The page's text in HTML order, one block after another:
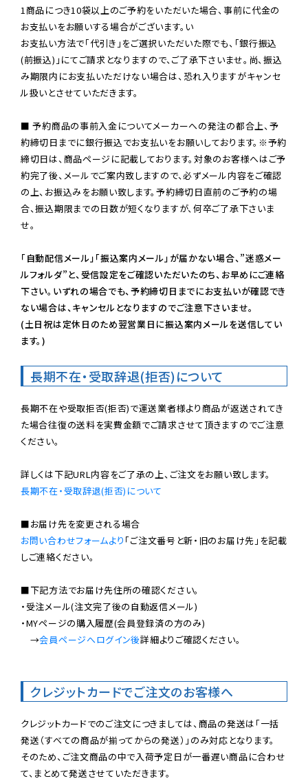
1商品につき10袋以上のご予約をいただいた場合、事前に代金の
お支払いをお願いする場合がございます。い
お支払い方法で「代引き」をご選択いただいた際でも、「銀行振込
(前振込)」にてご請求となりますので、ご了承下さいませ。尚、振込
み期限内にお支払いただけない場合は、恐れ入りますがキャンセ
ル扱いとさせていただきます。
■ 予約商品の事前入金についてメーカーへの発注の都合上、予
約締切日までに銀行振込でお支払いをお願いしております。※予約
締切日は、商品ページに記載しております。対象のお客様へはご予
約完了後、メールでご案内致しますので、必ずメール内容をご確認
の上、お振込みをお願い致します。予約締切日直前のご予約の場
合、振込期限までの日数が短くなりますが、何卒ご了承下さいま
せ。
「自動配信メール」「振込案内メール」が届かない場合、”迷惑メー
ルフォルダ”と、受信設定をご確認いただいたのち、お早めにご連絡
下さい。いずれの場合でも、予約締切日までにお支払いが確認でき
ない場合は、キャンセルとなりますのでご注意下さいませ。
(土日祝は定休日のため翌営業日に振込案内メールを送信してい
ます。)
長期不在・受取辞退(拒否)について
長期不在や受取拒否(拒否)で運送業者様より商品が返送されてき
た場合往復の送料を実費金額でご請求させて頂きますのでご注意
ください。
長期不在・受取辞退(拒否)について
お問い合わせフォームより 「ご注文番号と新・旧のお届け先」を記載
しご連絡ください。
■下記方法でお届け先住所の確認ください。
・受注メール(注文完了後の自動返信メール)
・MYページの購入履歴(会員登録済の方のみ)
→会員ページへログイン後詳細よりご確認ください。
クレジットカードでご注文のお客様へ
クレジットカードでのご注文につきましては、商品の発送は「一括
発送（すべての商品が揃ってからの発送）」のみ対応となります。
そのため、ご注文商品の中で入荷予定日が一番遅い商品に合わせ
て、まとめて発送させていただきます。